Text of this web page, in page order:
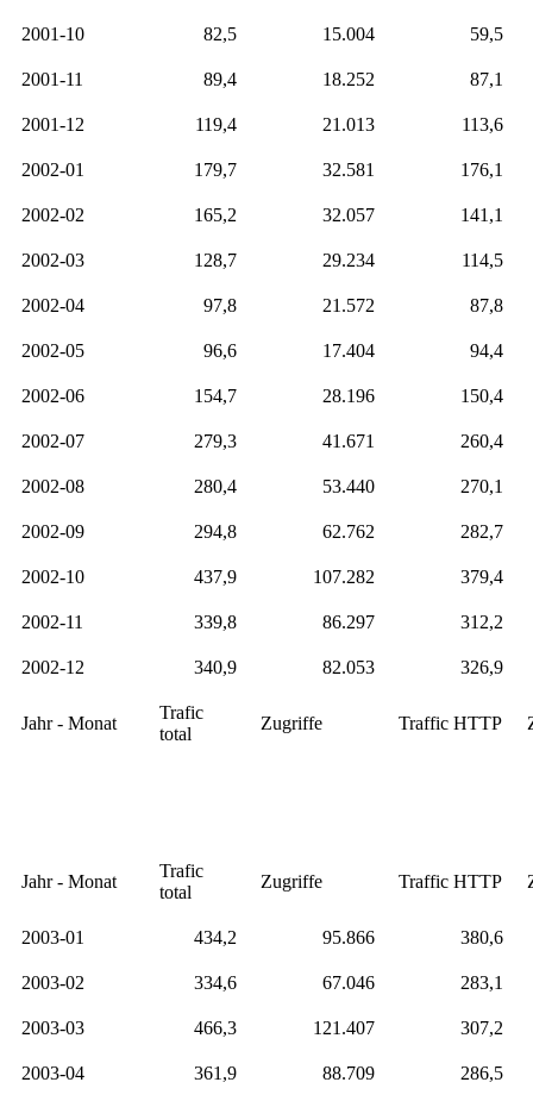
2001-10 82,5 15.004 59,5
2001-11 89,4 18.252 87,1
2001-12 119,4 21.013 113,6
2002-01 179,7 32.581 176,1
2002-02 165,2 32.057 141,1
2002-03 128,7 29.234 114,5
2002-04 97,8 21.572 87,8
2002-05 96,6 17.404 94,4
2002-06 154,7 28.196 150,4
2002-07 279,3 41.671 260,4
2002-08 280,4 53.440 270,1
2002-09 294,8 62.762 282,7
2002-10 437,9 107.282 379,4
2002-11 339,8 86.297 312,2
2002-12 340,9 82.053 326,9
Jahr - Monat
Trafic
total
Zugriffe Traffic HTTP
Jahr - Monat
Trafic
total
Zugriffe Traffic HTTP
2003-01 434,2 95.866 380,6
2003-02 334,6 67.046 283,1
2003-03 466,3 121.407 307,2
2003-04 361,9 88.709 286,5